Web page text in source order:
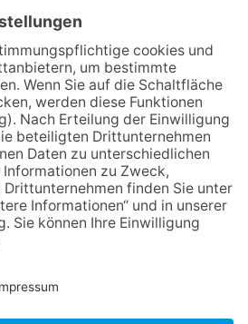
„Freundschaft, das ist wie
Jürgen Rohrmann setzt auf
Gemeinschaft und Bewährtes
Schulranzen schenken Kindern
einen guten Start
Zwischen Fachwerk, Wein und
Musik: Erste Kronberger
Weinzeit begeistert die
Burgstadt
NACH OBEN